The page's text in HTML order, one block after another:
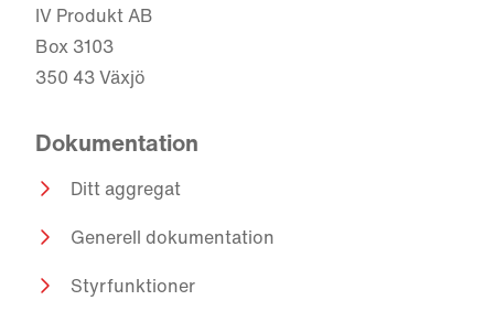
IV Produkt AB
Box 3103
350 43 Växjö
Dokumentation
Ditt aggregat
Generell dokumentation
Styrfunktioner